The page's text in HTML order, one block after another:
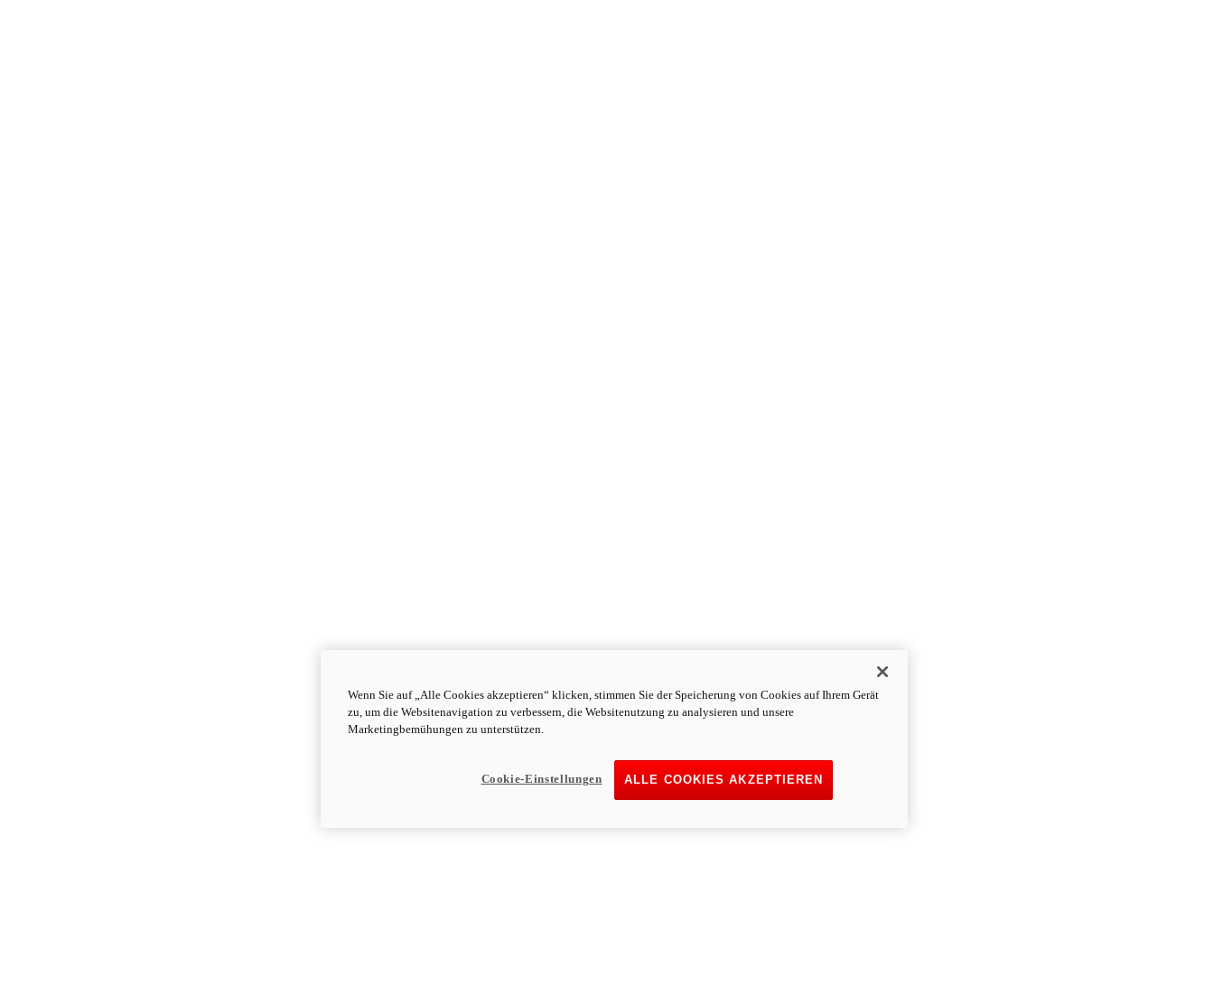
Wenn Sie auf „Alle Cookies akzeptieren“ klicken, stimmen Sie der Speicherung von Cookies auf Ihrem Gerät
zu, um die Websitenavigation zu verbessern, die Websitenutzung zu analysieren und unsere
Marketingbemühungen zu unterstützen.
ALLE COOKIES AKZEPTIEREN
Cookie-Einstellungen